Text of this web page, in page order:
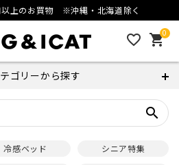
上のお買物 ※沖縄・北海道除く
favorite_outline 0
shopping_cart
ゴリーから探す
search
冷感ベッド
シニア特集